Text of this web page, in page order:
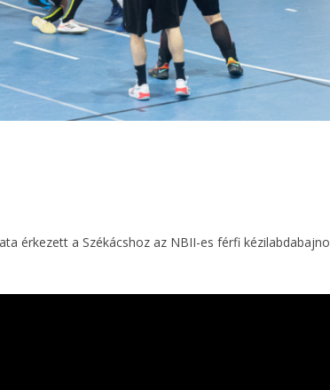
érkezett a Székácshoz az NBII-es férfi